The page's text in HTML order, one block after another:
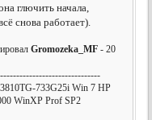
глючить начала,
снова работает).
Gromozeka_MF - 20
733G25i Win 7 HP
WinXP Prof SP2